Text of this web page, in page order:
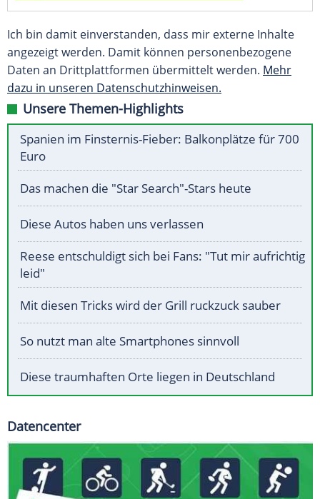
Ich bin damit einverstanden, dass mir externe Inhalte
angezeigt werden. Damit können personenbezogene
Daten an Drittplattformen übermittelt werden. Mehr
dazu in unseren Datenschutzhinweisen.
Unsere Themen-Highlights
Spanien im Finsternis-Fieber: Balkonplätze für 700
Euro
Das machen die "Star Search"-Stars heute
Diese Autos haben uns verlassen
Reese entschuldigt sich bei Fans: "Tut mir aufrichtig
leid"
Mit diesen Tricks wird der Grill ruckzuck sauber
So nutzt man alte Smartphones sinnvoll
Diese traumhaften Orte liegen in Deutschland
Datencenter